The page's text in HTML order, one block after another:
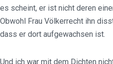
es scheint, er ist nicht deren
Obwohl Frau Völkerrecht ihn
dass er dort aufgewachsen ist.
Und ich war mit dem Dichten